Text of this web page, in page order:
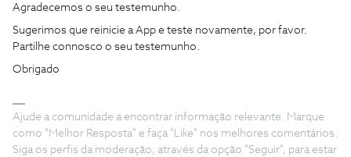
Agradecemos o seu testemunho.
Sugerimos que reinicie a App e teste novamente, por favor.
Partilhe connosco o seu testemunho.
Obrigado
Ajude a comunidade a encontrar informação relevante. Marque
como "Melhor Resposta" e faça "Like" nos melhores comentários.
Siga os perfis da moderação, através da opção "Seguir", para estar